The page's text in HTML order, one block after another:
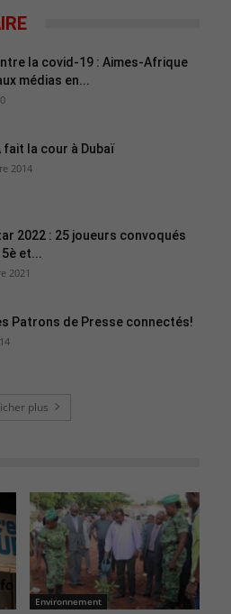
la covid-19 : Aimes-Afrique
médias en...
fait la cour à Dubaï
2014
2022 : 25 joueurs convoqués
et...
2021
Patrons de Presse connectés!
plus
Environnement